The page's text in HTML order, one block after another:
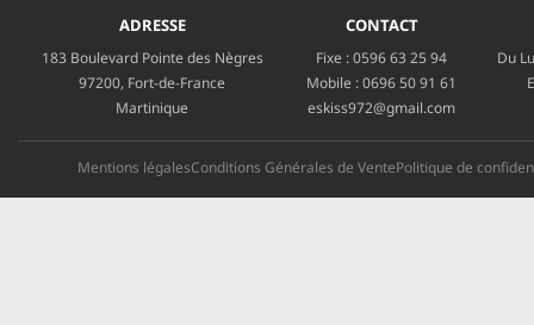
ADRESSE
183 Boulevard Pointe des Nègres
97200, Fort-de-France
Martinique
CONTACT
Fixe :0596 63 25 94
Mobile :0696 50 91 61
eskiss972@gmail.com
Du
Mentions légalesConditions Générales de VentePolitique de